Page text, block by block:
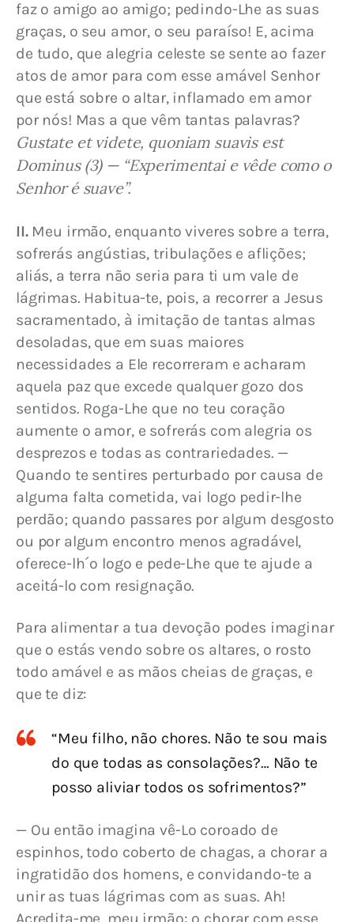
faz o amigo ao amigo; pedindo-Lhe as suas
graças, o seu amor, o seu paraíso! E, acima
de tudo, que alegria celeste se sente ao fazer
atos de amor para com esse amável Senhor
que está sobre o altar, inflamado em amor
por nós! Mas a que vêm tantas palavras?
Gustate et videte, quoniam suavis est
Dominus (3) — “Experimentai e vêde como o
Senhor é suave”.
II. Meu irmão, enquanto viveres sobre a terra,
sofrerás angústias, tribulações e aflições;
aliás, a terra não seria para ti um vale de
lágrimas. Habitua-te, pois, a recorrer a Jesus
sacramentado, à imitação de tantas almas
desoladas, que em suas maiores
necessidades a Ele recorreram e acharam
aquela paz que excede qualquer gozo dos
sentidos. Roga-Lhe que no teu coração
aumente o amor, e sofrerás com alegria os
desprezos e todas as contrariedades. —
Quando te sentires perturbado por causa de
alguma falta cometida, vai logo pedir-lhe
perdão; quando passares por algum desgosto
ou por algum encontro menos agradável,
oferece-lh´o logo e pede-Lhe que te ajude a
aceitá-lo com resignação.
Para alimentar a tua devoção podes imaginar
que o estás vendo sobre os altares, o rosto
todo amável e as mãos cheias de graças, e
que te diz:
“Meu filho, não chores. Não te sou mais
do que todas as consolações?… Não te
posso aliviar todos os sofrimentos?”
— Ou então imagina vê-Lo coroado de
espinhos, todo coberto de chagas, a chorar a
ingratidão dos homens, e convidando-te a
unir as tuas lágrimas com as suas. Ah!